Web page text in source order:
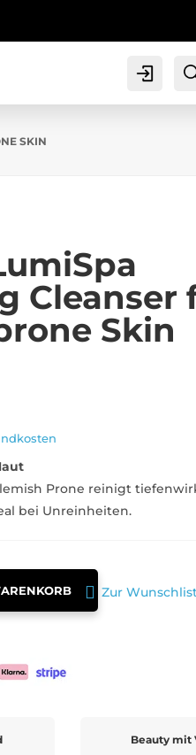
SKIN
Cleanser
Skin
Prone reinigt
bei Unreinheiten.
Zur
Beauty mit